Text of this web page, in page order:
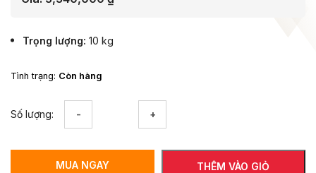
Trọng lượng 10 kg
Tình trạng: Còn hàng
Số lượng:
nghệ
thuật
THÊM VÀO GIỎ
MUA NGAY